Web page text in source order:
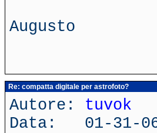
Augusto
Re: compatta digitale per astrofoto?
Autore: tuvok
Data: 01-31-